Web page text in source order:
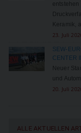
Keramik,
23. Juli
SEW-
CENTER
Neuer
und
20. Juli
ALLE AKTUELLEN